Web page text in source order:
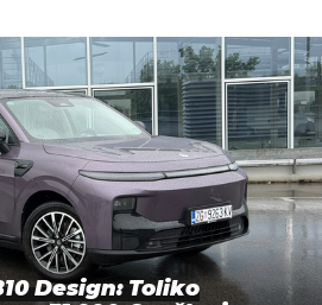
Design: Toliko